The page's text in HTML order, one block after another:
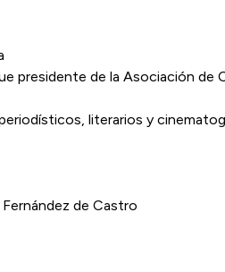
presidente de la Asociación de
literarios y
de Castro